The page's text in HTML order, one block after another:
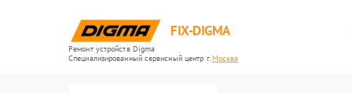
FIX-DIGMA
Ремонт устройств Digma
Специализированный cервисный центр г.Москва